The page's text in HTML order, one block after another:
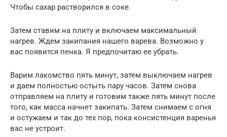
Чтобы сахар растворился в соке.
Затем ставим на плиту и включаем максимальный
нагрев. Ждем закипания нашего варева. Возможно у
вас появится пенка. Я предпочитаю ее убрать.
Варим лакомство пять минут, затем выключаем нагрев
и даем полностью остыть пару часов. Затем снова
отправляем на плиту и готовим также пять минут после
того, как масса начнет закипать. Затем снимаем с огня
и остужаем и так до тех пор, пока консистенция варенья
вас не устроит.